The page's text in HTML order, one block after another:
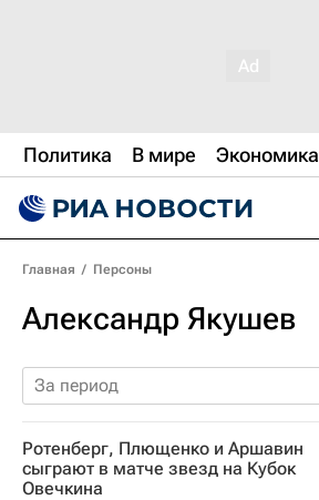
Политика В мире Экономика
Главная / Персоны
Александр Якушев
За период
Ротенберг, Плющенко и Аршавин
сыграют в матче звезд на Кубок
Овечкина